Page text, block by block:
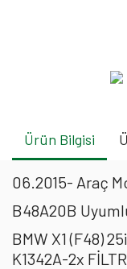
Ürün Bilgisi
06.2015- Araç
B48A20B
BMW X1 (F48)
K1342A-2x